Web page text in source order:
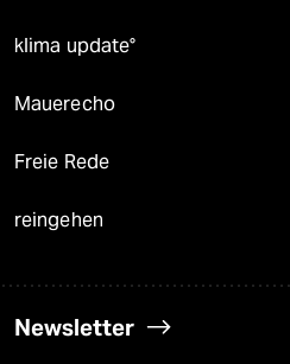
klima update°
Mauerecho
Freie Rede
reingehen
Newsletter